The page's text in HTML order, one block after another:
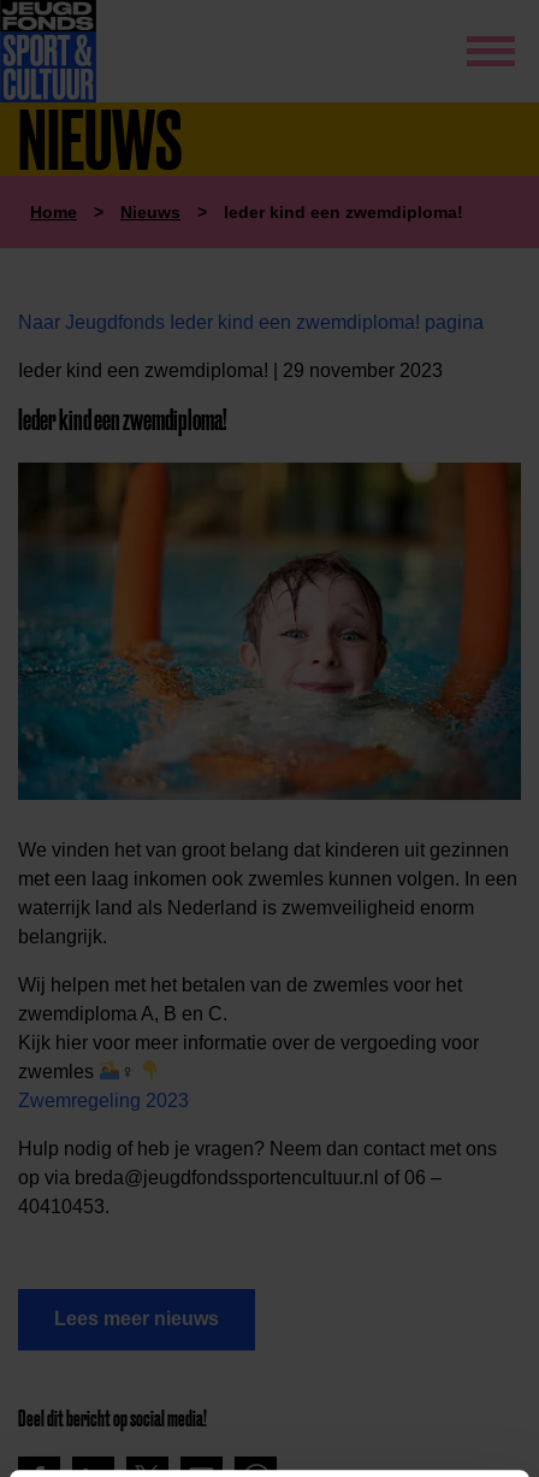
NIEUWS
Home > Nieuws > Ieder kind een zwemdiploma!
Naar Jeugdfonds Ieder kind een zwemdiploma! pagina
Ieder kind een zwemdiploma! | 29 november 2023
Ieder kind een zwemdiploma!
We vinden het van groot belang dat kinderen uit gezinnen
met een laag inkomen ook zwemles kunnen volgen. In een
waterrijk land als Nederland is zwemveiligheid enorm
belangrijk.
Wij helpen met het betalen van de zwemles voor het
zwemdiploma A, B en C.
Kijk hier voor meer informatie over de vergoeding voor
zwemles
‍♀
Zwemregeling 2023
Hulp nodig of heb je vragen? Neem dan contact met ons
op via breda@jeugdfondssportencultuur.nl of 06 –
40410453.
Lees meer nieuws
Deel dit bericht op social media!